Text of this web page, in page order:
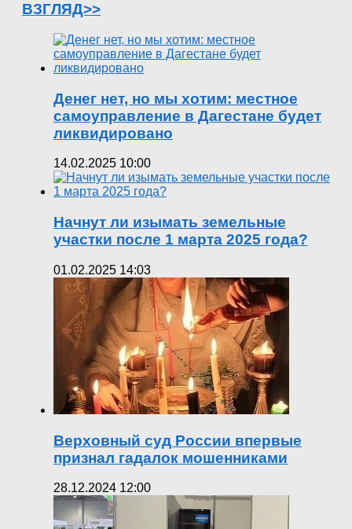
ВЗГЛЯД>>
Денег нет, но мы хотим: местное
самоуправление в Дагестане будет
ликвидировано
14.02.2025 10:00
Начнут ли изымать земельные
участки после 1 марта 2025 года?
01.02.2025 14:03
Верховный суд России впервые
признал гадалок мошенниками
28.12.2024 12:00